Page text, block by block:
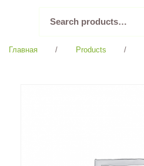
for:
Главная / Products /